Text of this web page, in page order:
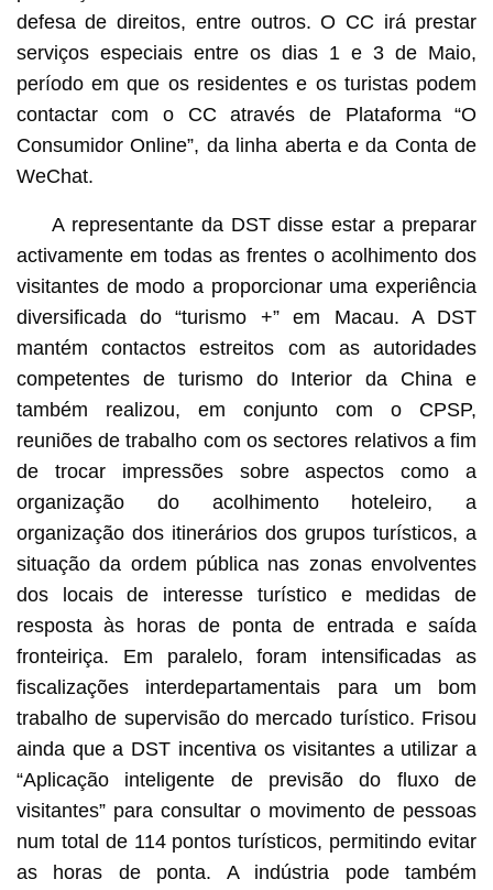
defesa de direitos, entre outros. O CC irá prestar
serviços especiais entre os dias 1 e 3 de Maio,
período em que os residentes e os turistas podem
contactar com o CC através de Plataforma “O
Consumidor Online”, da linha aberta e da Conta de
WeChat.
A representante da DST disse estar a preparar
activamente em todas as frentes o acolhimento dos
visitantes de modo a proporcionar uma experiência
diversificada do “turismo +” em Macau. A DST
mantém contactos estreitos com as autoridades
competentes de turismo do Interior da China e
também realizou, em conjunto com o CPSP,
reuniões de trabalho com os sectores relativos a fim
de trocar impressões sobre aspectos como a
organização do acolhimento hoteleiro, a
organização dos itinerários dos grupos turísticos, a
situação da ordem pública nas zonas envolventes
dos locais de interesse turístico e medidas de
resposta às horas de ponta de entrada e saída
fronteiriça. Em paralelo, foram intensificadas as
fiscalizações interdepartamentais para um bom
trabalho de supervisão do mercado turístico. Frisou
ainda que a DST incentiva os visitantes a utilizar a
“Aplicação inteligente de previsão do fluxo de
visitantes” para consultar o movimento de pessoas
num total de 114 pontos turísticos, permitindo evitar
as horas de ponta. A indústria pode também